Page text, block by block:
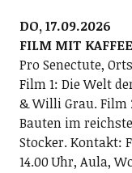
DO, 17.09.2026
FILM MIT
Pro Senectute,
Film 1: Die Welt
& Willi Grau. Film
Bauten im
Stocker. Kontakt:
14.00 Uhr, Aula,